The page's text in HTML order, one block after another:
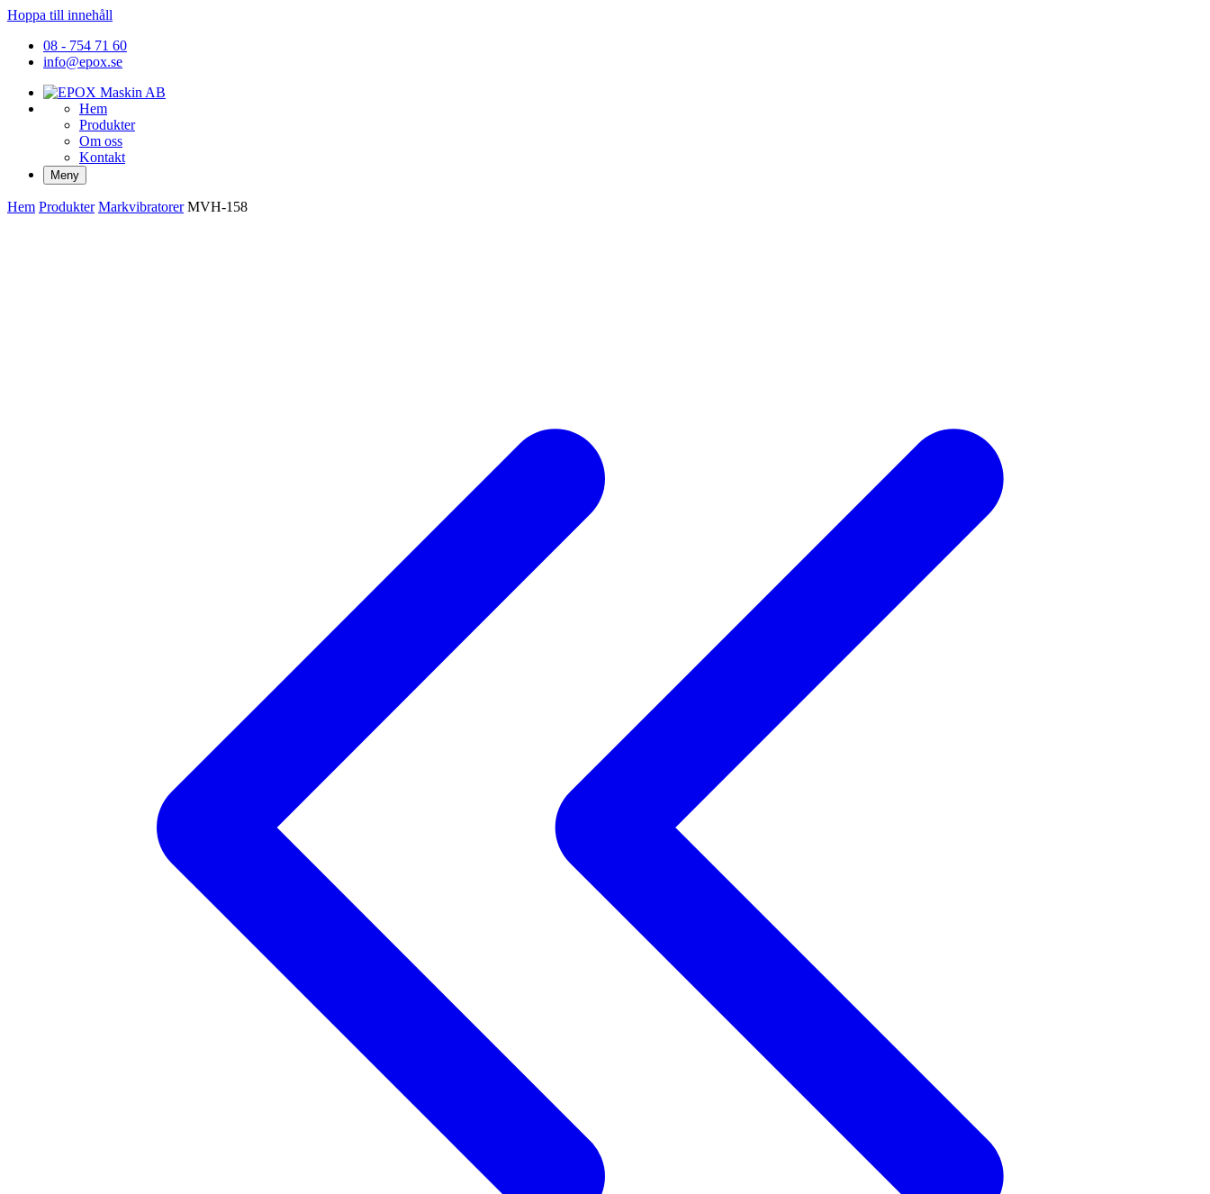
Hoppa till innehåll
08 - 754 71 60
info@epox.se
Hem
Produkter
Om oss
Kontakt
Meny
Hem Produkter Markvibratorer MVH-158